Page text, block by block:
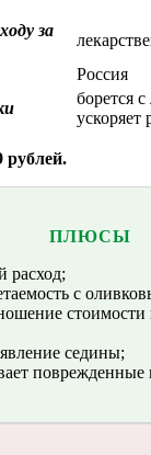
за
Россия
борется
ускоряет
рублей.
ПЛЮСЫ
расход;
с
стоимости
седины;
поврежденные